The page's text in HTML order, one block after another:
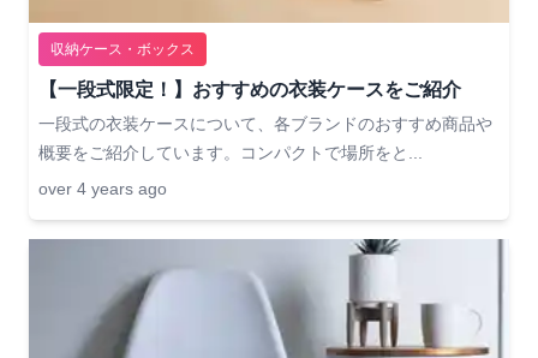
収納ケース・ボックス
【一段式限定！】おすすめの衣装ケースをご紹介
一段式の衣装ケースについて、各ブランドのおすすめ商品や
概要をご紹介しています。コンパクトで場所をと...
over 4 years ago